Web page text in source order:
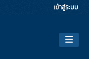
เข้าสู่ระบบ